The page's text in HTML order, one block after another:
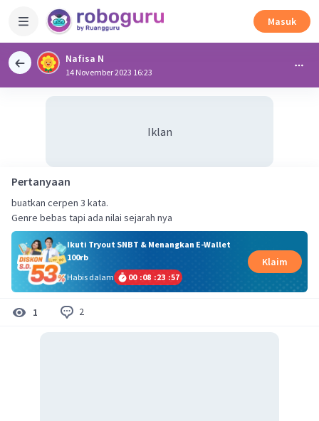
Masuk
Nafisa N
14 November 2023 16:23
Iklan
Pertanyaan
buatkan cerpen 3 kata.
Genre bebas tapi ada nilai sejarah nya
Ikuti Tryout SNBT & Menangkan E-Wallet
100rb
Habis dalam
00 :08 :23 :57
Klaim
1 2